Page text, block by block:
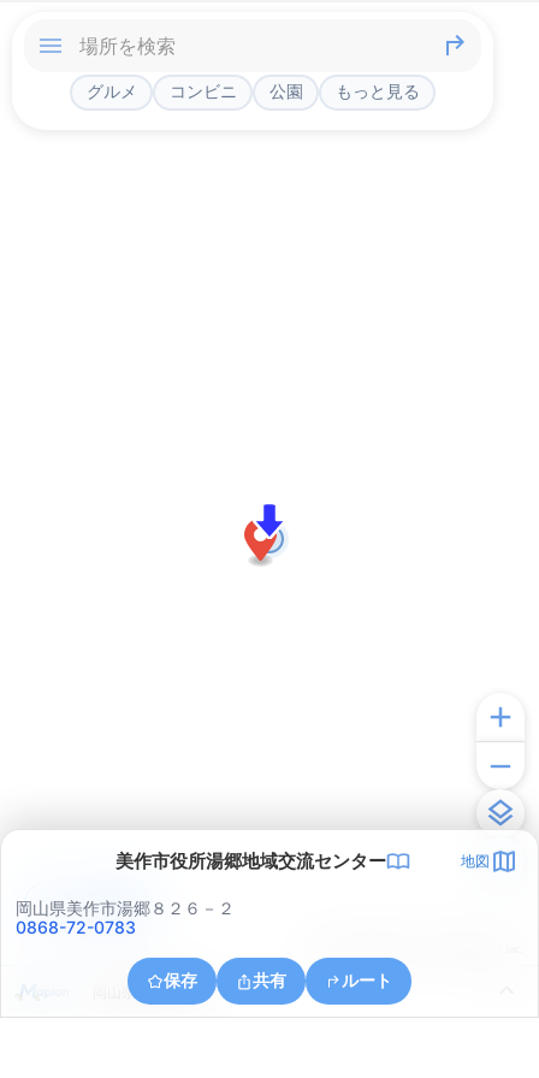
グルメ コンビニ 公園 もっと見る
美作市役所湯郷地域交流センター 地図
岡山県美作市湯郷８２６－２
0868-72-0783
保存 共有 ルート
岡山県美作市入田
アプリで見る